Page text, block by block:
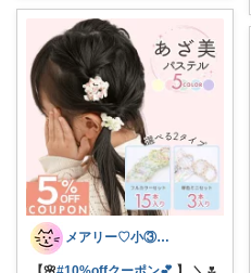
メアリー♡小③女の子のママ•᎑•ꕤ